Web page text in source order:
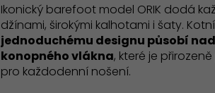
Ikonický barefoot model ORIK dodá
džínami, širokými kalhotami i šaty.
jednoduchému designu působí
konopného vlákna, které je
pro každodenní nošení.